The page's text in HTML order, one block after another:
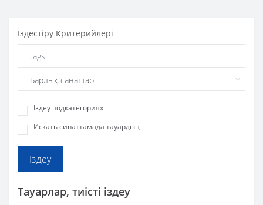
Iздестіру Критерийлері
Іздеу подкатегориях
Искать сипаттамада тауардың
Тауарлар, тиісті іздеу